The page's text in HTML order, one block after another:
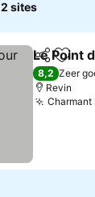
2 sites
Delen
Le Point
8,2 Zeer
Revin
Charmant